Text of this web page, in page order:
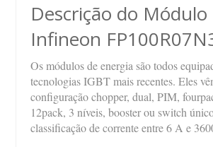
Descrição do Módulo
Infineon
Os módulos de energia são todos
tecnologias IGBT mais recentes. Eles
configuração chopper, dual, PIM,
12pack, 3 níveis, booster ou switch
classificação de corrente entre 6 A e